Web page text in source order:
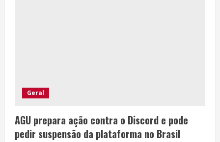
Geral
AGU prepara ação contra o Discord e pode
pedir suspensão da plataforma no Brasil